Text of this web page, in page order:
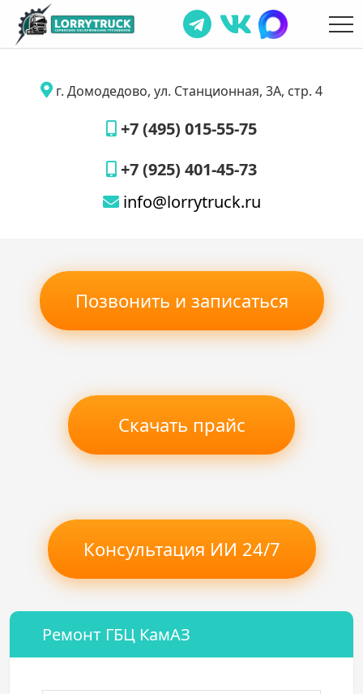
г. Домодедово, ул. Станционная, 3А, стр. 4
+7 (495) 015-55-75
+7 (925) 401-45-73
info@lorrytruck.ru
Позвонить и записаться
Скачать прайс
Консультация ИИ 24/7
Ремонт ГБЦ КамАЗ